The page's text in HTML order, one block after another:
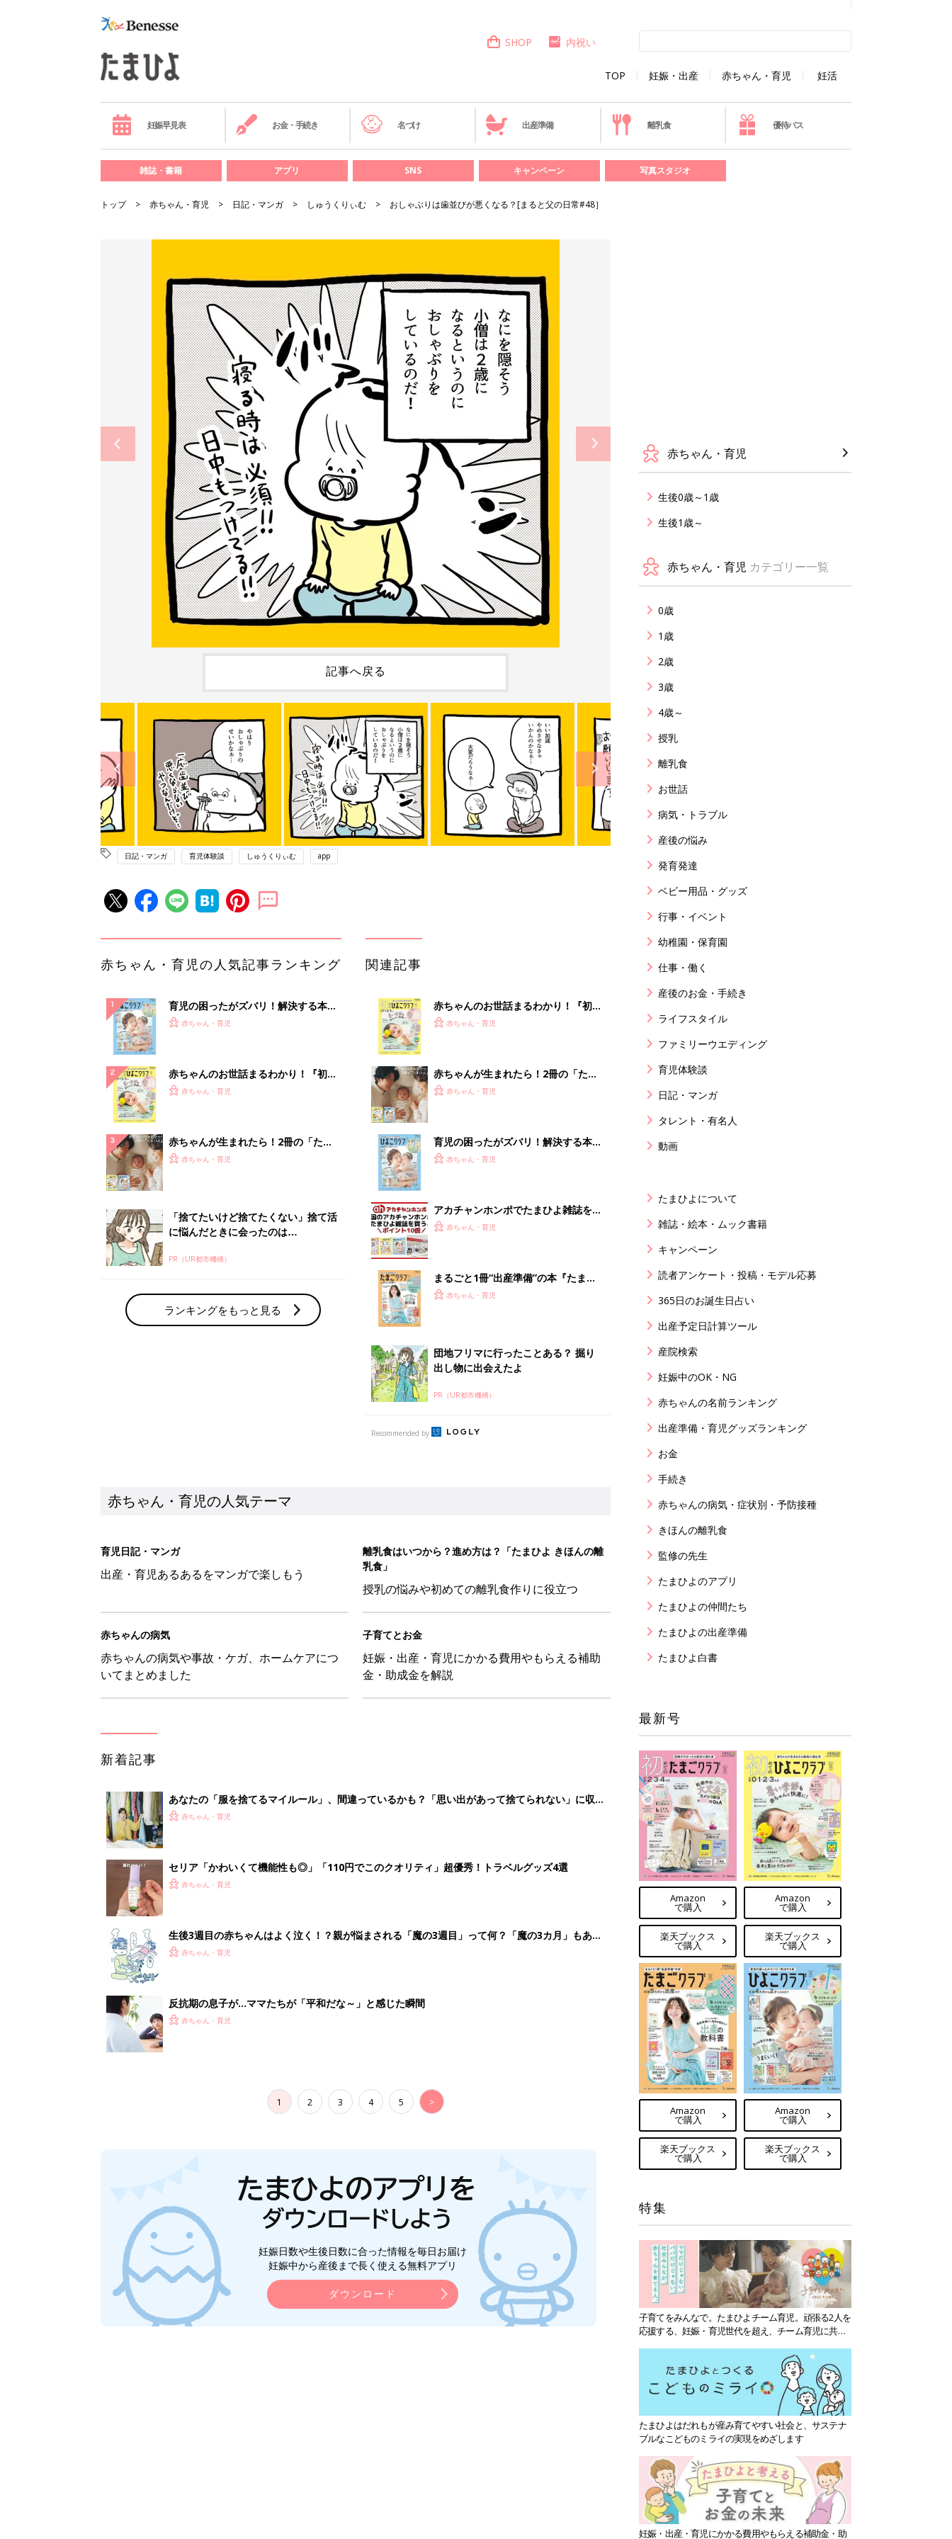
TOP 妊娠・出産 赤ちゃん・育児 妊活
SHOP 内祝い
妊娠早見表 お金・手続き 名づけ 出産準備 離乳食 優待パス
雑誌・書籍 アプリ SNS キャンペーン 写真スタジオ
トップ 赤ちゃん・育児 日記・マンガ しゅうくりぃむ おしゃぶりは歯並びが悪くなる？[まると父の日常#48］
記事へ戻る
日記・マンガ 育児体験談 しゅうくりぃむ app
赤ちゃん・育児の人気記事ランキング
育児の困ったがズバリ！解決する本
『ひよこクラブ 夏号』 4カ月～2才
赤ちゃん・育児
赤ちゃんのお世話まるわかり！『初め
てのひよこクラブ 夏号』〈巻頭大特
赤ちゃん・育児
赤ちゃんが生まれたら！2冊の「たま
ひよ」
赤ちゃん・育児
「捨てたいけど捨てたくない」捨て活
に悩んだときに会ったのは…
PR（UR都市機構）
ランキングをもっと見る
関連記事
赤ちゃんのお世話まるわかり！『初め
てのひよこクラブ 夏号』〈巻頭大特
赤ちゃん・育児
赤ちゃんが生まれたら！2冊の「たま
ひよ」
赤ちゃん・育児
育児の困ったがズバリ！解決する本
『ひよこクラブ 夏号』 4カ月～2才
赤ちゃん・育児
アカチャンホンポでたまひよ雑誌を買
うとポイント10倍【期間限定】
赤ちゃん・育児
まるごと1冊“出産準備”の本『たまご
クラブ 夏号』〈スペシャル大特集〉
赤ちゃん・育児
団地フリマに行ったことある？ 掘り
出し物に出会えたよ
PR（UR都市機構）
Recommended by
赤ちゃん・育児の人気テーマ
育児日記・マンガ
出産・育児あるあるをマンガで楽しもう
離乳食はいつから？進め方は？「たまひよ きほんの離
乳食」
授乳の悩みや初めての離乳食作りに役立つ
赤ちゃんの病気
赤ちゃんの病気や事故・ケガ、ホームケアにつ
いてまとめました
子育てとお金
妊娠・出産・育児にかかる費用やもらえる補助
金・助成金を解説
新着記事
あなたの「服を捨てるマイルール」、間違っているかも？「思い出があって捨てられない」に収納
スタイリストが喝！
赤ちゃん・育児
セリア「かわいくて機能性も◎」「110円でこのクオリティ」超優秀！トラベルグッズ4選
赤ちゃん・育児
生後3週目の赤ちゃんはよく泣く！？親が悩まされる「魔の3週目」って何？「魔の3カ月」もある
って本当？【専門家】
赤ちゃん・育児
反抗期の息子が...ママたちが「平和だな～」と感じた瞬間
赤ちゃん・育児
1 2 3 4 5 >
妊娠日数や生後日数に合った情報を毎日お届け
妊娠中から産後まで長く使える無料アプリ
ダウンロード
赤ちゃん・育児
生後0歳～1歳
生後1歳～
赤ちゃん・育児 カテゴリー一覧
0歳
1歳
2歳
3歳
4歳～
授乳
離乳食
お世話
病気・トラブル
産後の悩み
発育発達
ベビー用品・グッズ
行事・イベント
幼稚園・保育園
仕事・働く
産後のお金・手続き
ライフスタイル
ファミリーウエディング
育児体験談
日記・マンガ
タレント・有名人
動画
たまひよについて
雑誌・絵本・ムック書籍
キャンペーン
読者アンケート・投稿・モデル応募
365日のお誕生日占い
出産予定日計算ツール
産院検索
妊娠中のOK・NG
赤ちゃんの名前ランキング
出産準備・育児グッズランキング
お金
手続き
赤ちゃんの病気・症状別・予防接種
きほんの離乳食
監修の先生
たまひよのアプリ
たまひよの仲間たち
たまひよの出産準備
たまひよ白書
最新号
Amazon
で購入
楽天ブックス
で購入
Amazon
で購入
楽天ブックス
で購入
Amazon
で購入
楽天ブックス
で購入
Amazon
で購入
楽天ブックス
で購入
特集
子育てをみんなで。たまひよチーム育児。頑張る2人を
応援する、妊娠・育児世代を超え、チーム育児に共感
たまひよはだれもが産み育てやすい社会と、サステナ
ブルなこどものミライの実現をめざします
妊娠・出産・育児にかかる費用やもらえる補助金・助